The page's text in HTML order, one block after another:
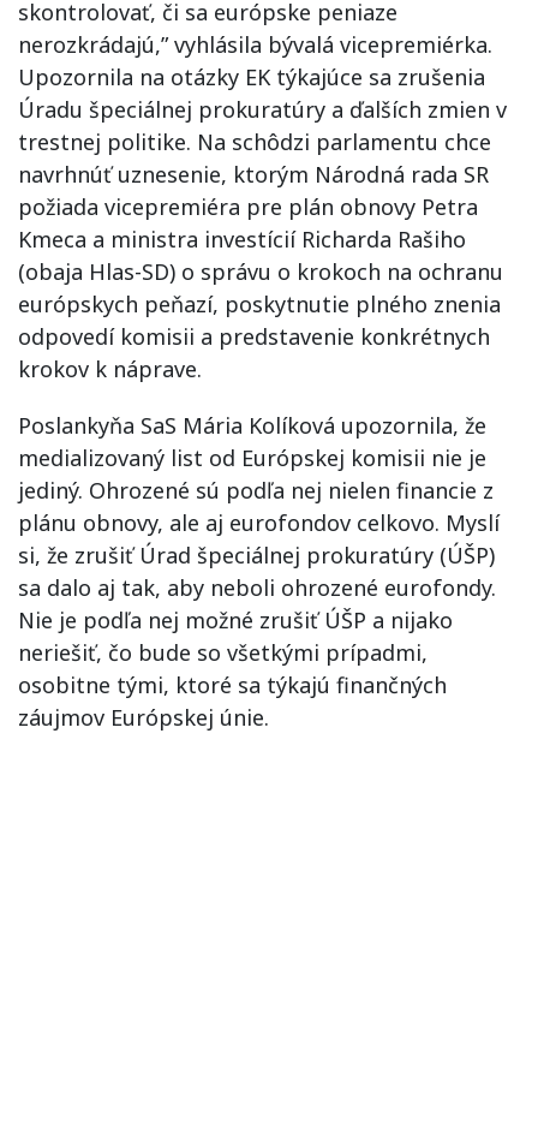
skontrolovať, či sa európske peniaze
nerozkrádajú,” vyhlásila bývalá vicepremiérka.
Upozornila na otázky EK týkajúce sa zrušenia
Úradu špeciálnej prokuratúry a ďalších zmien v
trestnej politike. Na schôdzi parlamentu chce
navrhnúť uznesenie, ktorým Národná rada SR
požiada vicepremiéra pre plán obnovy Petra
Kmeca a ministra investícií Richarda Rašiho
(obaja Hlas-SD) o správu o krokoch na ochranu
európskych peňazí, poskytnutie plného znenia
odpovedí komisii a predstavenie konkrétnych
krokov k náprave.
Poslankyňa SaS Mária Kolíková upozornila, že
medializovaný list od Európskej komisii nie je
jediný. Ohrozené sú podľa nej nielen financie z
plánu obnovy, ale aj eurofondov celkovo. Myslí
si, že zrušiť Úrad špeciálnej prokuratúry (ÚŠP)
sa dalo aj tak, aby neboli ohrozené eurofondy.
Nie je podľa nej možné zrušiť ÚŠP a nijako
neriešiť, čo bude so všetkými prípadmi,
osobitne tými, ktoré sa týkajú finančných
záujmov Európskej únie.